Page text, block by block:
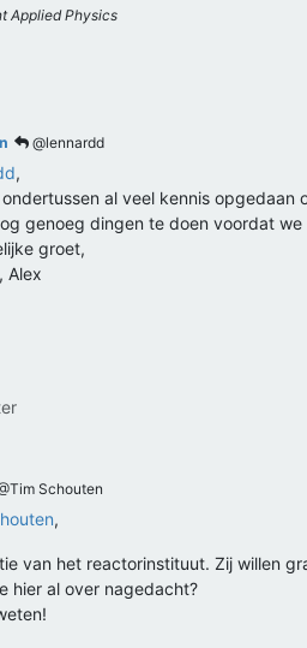
Applied Physics
@lennardd
,
al veel kennis
genoeg dingen te doen voordat
groet,
Alex
Schouten
,
van het reactorinstituut. Zij willen
hier al over nagedacht?